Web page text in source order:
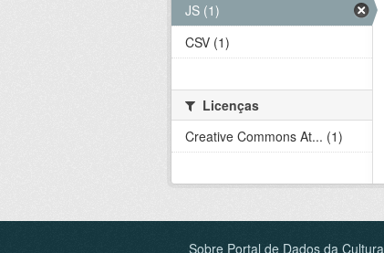
JS (1)
CSV (1)
Licenças
Creative Commons At... (1)
Sobre Portal de Dados da Cultura